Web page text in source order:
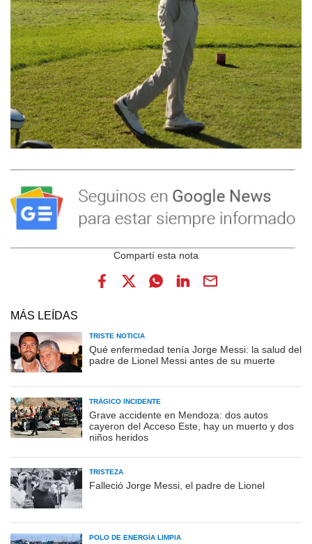
MÁS LEÍDAS
TRISTE NOTICIA
Qué enfermedad tenía Jorge Messi: la salud del
padre de Lionel Messi antes de su muerte
TRÁGICO INCIDENTE
Grave accidente en Mendoza: dos autos
cayeron del Acceso Este, hay un muerto y dos
niños heridos
TRISTEZA
Falleció Jorge Messi, el padre de Lionel
POLO DE ENERGÍA LIMPIA